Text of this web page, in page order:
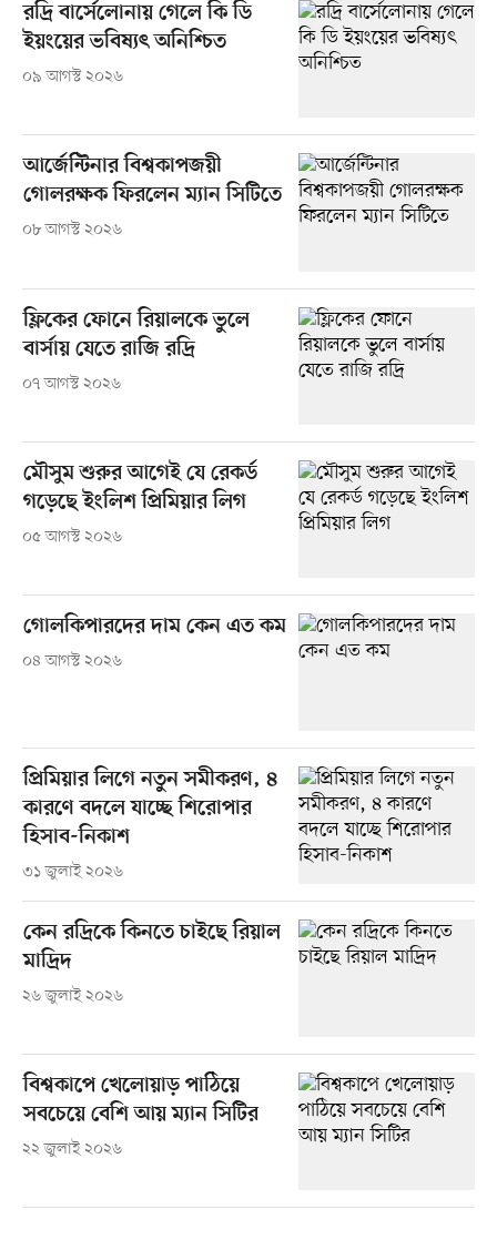
রদ্রি বার্সেলোনায় গেলে কি ডি
ইয়ংয়ের ভবিষ্যৎ অনিশ্চিত
০৯ আগস্ট ২০২৬
আর্জেন্টিনার বিশ্বকাপজয়ী
গোলরক্ষক ফিরলেন ম্যান সিটিতে
০৮ আগস্ট ২০২৬
ফ্লিকের ফোনে রিয়ালকে ভুলে
বার্সায় যেতে রাজি রদ্রি
০৭ আগস্ট ২০২৬
মৌসুম শুরুর আগেই যে রেকর্ড
গড়েছে ইংলিশ প্রিমিয়ার লিগ
০৫ আগস্ট ২০২৬
গোলকিপারদের দাম কেন এত কম
০৪ আগস্ট ২০২৬
প্রিমিয়ার লিগে নতুন সমীকরণ, ৪
কারণে বদলে যাচ্ছে শিরোপার
হিসাব-নিকাশ
৩১ জুলাই ২০২৬
কেন রদ্রিকে কিনতে চাইছে রিয়াল
মাদ্রিদ
২৬ জুলাই ২০২৬
বিশ্বকাপে খেলোয়াড় পাঠিয়ে
সবচেয়ে বেশি আয় ম্যান সিটির
২২ জুলাই ২০২৬